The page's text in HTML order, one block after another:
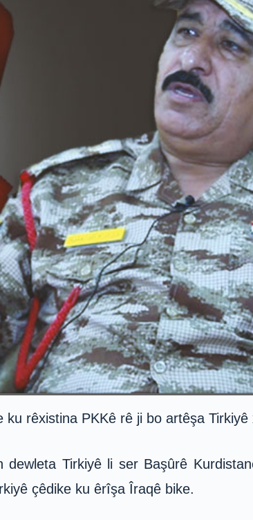
rêxistina PKKê rê ji bo artêşa
Tirkiyê li ser Başûrê
çêdike ku êrîşa Îraqê bike.